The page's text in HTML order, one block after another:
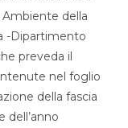
Ambiente della
-Dipartimento
preveda il
nel foglio
della fascia
dell’anno